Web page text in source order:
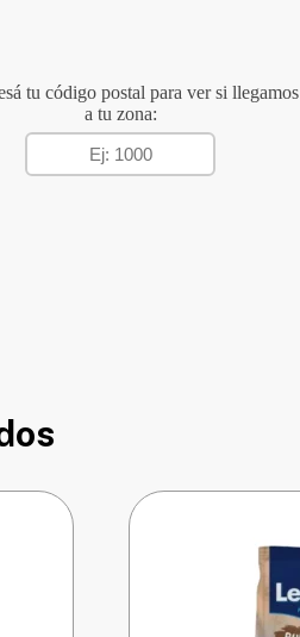
tu código postal para ver si llegamos
a tu zona: